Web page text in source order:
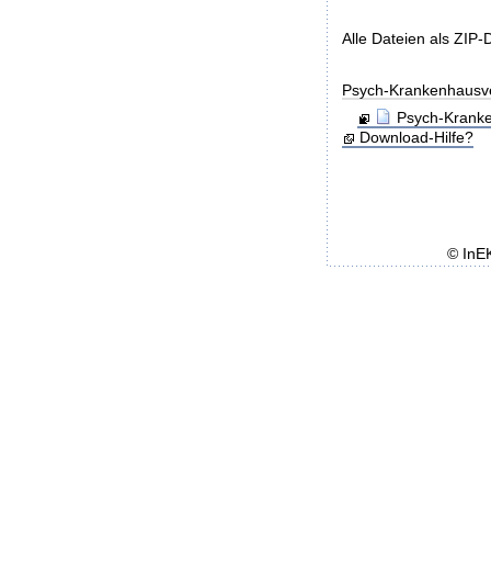
Alle Dateien als ZIP-
Psych-
Psych-
Download-Hilfe?
©